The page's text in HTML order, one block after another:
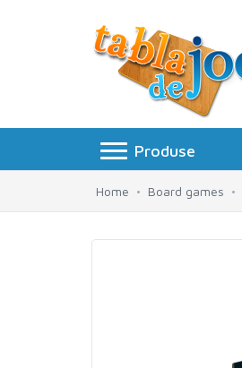
Toggle navigation
Produse
Home Board games